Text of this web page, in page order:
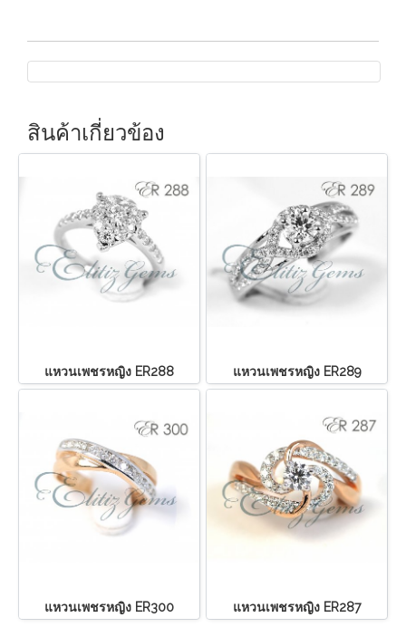
สินค้าเกี่ยวข้อง
แหวนเพชรหญิง ER288 แหวนเพชรหญิง ER289
แหวนเพชรหญิง ER300 แหวนเพชรหญิง ER287